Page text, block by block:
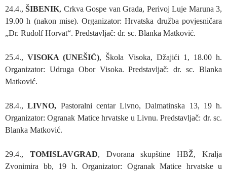
24.4.,ŠIBENIK, Crkva Gospe van Grada, Perivoj Luje Maruna 3,
19.00 h (nakon mise). Organizator: Hrvatska družba povjesničara
„Dr. Rudolf Horvat“. Predstavljač: dr. sc. Blanka Matković.
25.4.,VISOKA (UNEŠIĆ), Škola Visoka, Džajići 1, 18.00 h.
Organizator: Udruga Obor Visoka. Predstavljač: dr. sc. Blanka
Matković.
28.4.,LIVNO, Pastoralni centar Livno, Dalmatinska 13, 19 h.
Organizator: Ogranak Matice hrvatske u Livnu. Predstavljač: dr. sc.
Blanka Matković.
29.4., TOMISLAVGRAD, Dvorana skupštine HBŽ, Kralja
Zvonimira bb, 19 h. Organizator: Ogranak Matice hrvatske u